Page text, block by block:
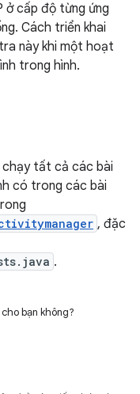
ở cấp độ từng ứng
Cách triển khai
này khi một hoạt
trong hình.
chạy tất cả các bài
có trong các bài
, đặc
.
bạn không?